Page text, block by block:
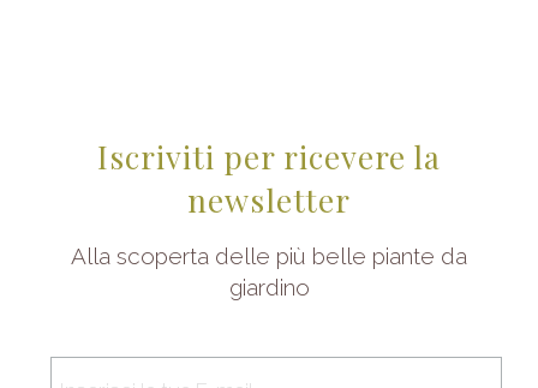
Iscriviti per ricevere la
newsletter
Alla scoperta delle più belle piante da
giardino